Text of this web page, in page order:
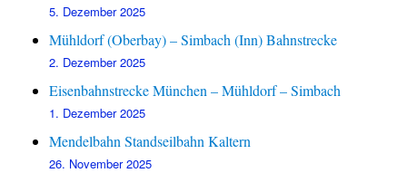
5. Dezember 2025
Mühldorf (Oberbay) – Simbach (Inn) Bahnstrecke
2. Dezember 2025
Eisenbahnstrecke München – Mühldorf – Simbach
1. Dezember 2025
Mendelbahn Standseilbahn Kaltern
26. November 2025